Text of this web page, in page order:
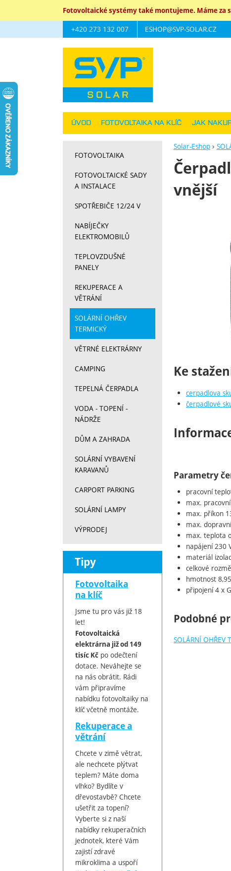
Fotovoltaické systémy také montujeme. Máme za
Solar-Eshop
vnější
Ke
cerpadlova
čerpadlové
Parametry
pracovní
max.
max. příkon
max.
max. teplota
napájení 230
materiál
celkové
hmotnost
připojení 4 x
Podobné
SOLÁRNÍ OHŘEV
FOTOVOLTAIKA
FOTOVOLTAICKÉ SADY
A INSTALACE
SPOTŘEBIČE 12/24 V
NABÍJEČKY
ELEKTROMOBILŮ
TEPLOVZDUŠNÉ
PANELY
REKUPERACE A
VĚTRÁNÍ
SOLÁRNÍ OHŘEV
TERMICKÝ
VĚTRNÉ ELEKTRÁRNY
CAMPING
TEPELNÁ ČERPADLA
VODA - TOPENÍ -
NÁDRŽE
DŮM A ZAHRADA
SOLÁRNÍ VYBAVENÍ
KARAVANŮ
CARPORT PARKING
SOLÁRNÍ LAMPY
VÝPRODEJ
Tipy
Fotovoltaika
na klíč
Jsme tu pro vás již 18
let!
Fotovoltaická
elektrárna již od 149
tisíc Kč po odečtení
dotace. Neváhejte se
na nás obrátit. Rádi
vám připravíme
nabídku fotovoltaiky na
klíč včetně montáže.
Rekuperace a
větrání
Chcete v zimě větrat,
ale nechcete plýtvat
teplem? Máte doma
vlhko? Bydlíte v
dřevostavbě? Chcete
ušetřit za topení?
Vyberte si z naší
nabídky rekuperačních
jednotek, které Vám
zajistí zdravé
mikroklima a uspoří
Navigace
+420 273 132 007 ESHOP@SVP-SOLAR.CZ
ÚVOD FOTOVOLTAIKA NA KLÍČ JAK